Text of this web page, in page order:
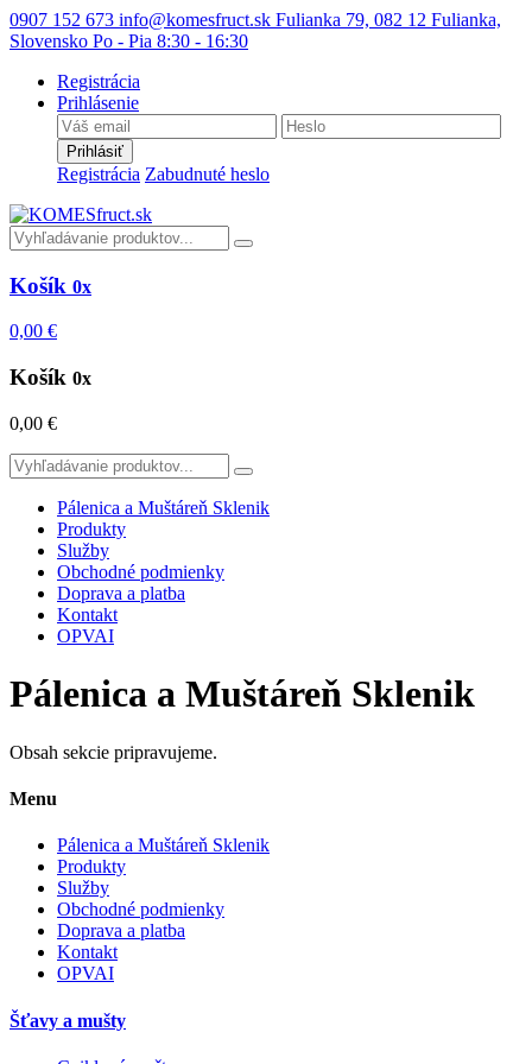
0907 152 673 info@komesfruct.sk Fulianka 79, 082 12 Fulianka,
Slovensko Po - Pia 8:30 - 16:30
Registrácia
Prihlásenie
Prihlásiť
Registrácia Zabudnuté heslo
Košík 0x
0,00 €
Košík 0x
0,00 €
Pálenica a Muštáreň Sklenik
Produkty
Služby
Obchodné podmienky
Doprava a platba
Kontakt
OPVAI
Pálenica a Muštáreň Sklenik
Obsah sekcie pripravujeme.
Menu
Pálenica a Muštáreň Sklenik
Produkty
Služby
Obchodné podmienky
Doprava a platba
Kontakt
OPVAI
Šťavy a mušty